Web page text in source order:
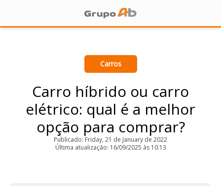
Carros
Carro híbrido ou carro
elétrico: qual é a melhor
opção para comprar?
Publicado: Friday, 21 de January de 2022
Última atualização: 16/09/2025 às 10:13